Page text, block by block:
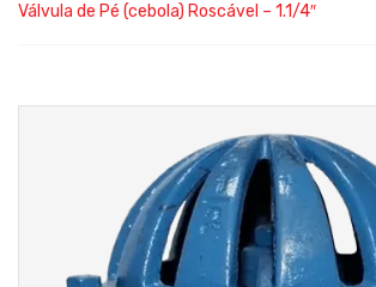
Válvula de Pé (cebola) Roscável – 1.1/4″